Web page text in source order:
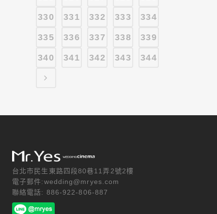
330 331 332 333 334
335 336 337 338 339
340 341 342 343 344
台北市民生東路四段80巷11弄2號2樓
電子郵件:wedding@mryes.com
聯絡電話: 886-922-806-887